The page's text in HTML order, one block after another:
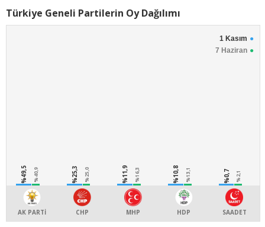
Türkiye Geneli Partilerin Oy Dağılımı
1 Kasım
7 Haziran
%49,5 %40,9
AK PARTİ
%25,3 %25,0
CHP
%11,9 %16,3
MHP
%10,8 %13,1
HDP
%0,7 %2,1
SAADET